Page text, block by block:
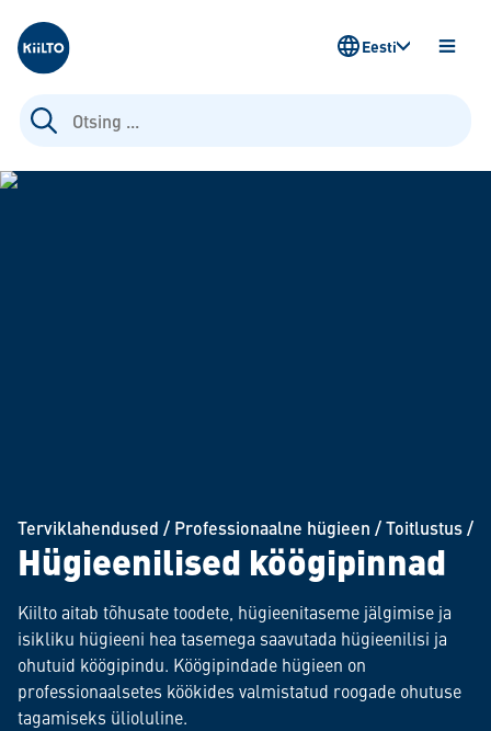
Kiilto Estonia
Otsi:
AVA
Eesti
Terviklahendused / Professionaalne hügieen /Toitlustus/
Hügieenilised köögipinnad
Kiilto aitab tõhusate toodete, hügieenitaseme jälgimise ja
isikliku hügieeni hea tasemega saavutada hügieenilisi ja
ohutuid köögipindu. Köögipindade hügieen on
professionaalsetes köökides valmistatud roogade ohutuse
tagamiseks ülioluline.